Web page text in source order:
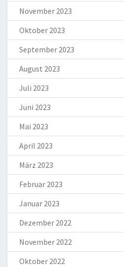
November 2023
Oktober 2023
September 2023
August 2023
Juli 2023
Juni 2023
Mai 2023
April 2023
März 2023
Februar 2023
Januar 2023
Dezember 2022
November 2022
Oktober 2022